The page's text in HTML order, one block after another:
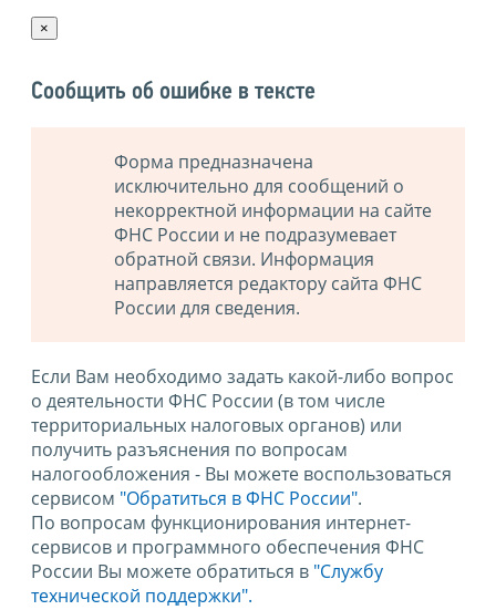
×
Сообщить об ошибке в тексте
Форма предназначена
исключительно для сообщений о
некорректной информации на сайте
ФНС России и не подразумевает
обратной связи. Информация
направляется редактору сайта ФНС
России для сведения.
Если Вам необходимо задать какой-либо вопрос
о деятельности ФНС России (в том числе
территориальных налоговых органов) или
получить разъяснения по вопросам
налогообложения - Вы можете воспользоваться
сервисом "Обратиться в ФНС России".
По вопросам функционирования интернет-
сервисов и программного обеспечения ФНС
России Вы можете обратиться в "Службу
технической поддержки".